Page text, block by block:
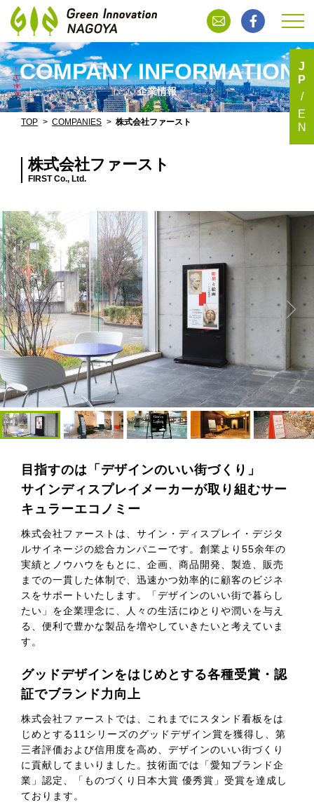
COMPANY INFORMATION
企業情報
TOP COMPANIES 株式会社ファースト
株式会社ファースト
FIRST Co., Ltd.
目指すのは「デザインのいい街づくり」
サインディスプレイメーカーが取り組むサー
キュラーエコノミー
株式会社ファーストは、サイン・ディスプレイ・デジタ
ルサイネージの総合カンパニーです。創業より55余年の
実績とノウハウをもとに、企画、商品開発、製造、販売
までの一貫した体制で、迅速かつ効率的に顧客のビジネ
スをサポートいたします。「デザインのいい街で暮らし
たい」を企業理念に、人々の生活にゆとりや潤いを与え
る、便利で豊かな製品を増やしていきたいと考えていま
す。
グッドデザインをはじめとする各種受賞・認
証でブランド力向上
株式会社ファーストでは、これまでにスタンド看板をは
じめとする11シリーズのグッドデザイン賞を獲得し、第
三者評価および信用度を高め、デザインのいい街づくり
に貢献してまいりました。技術面では「愛知ブランド企
業」認定、「ものづくり日本大賞 優秀賞」受賞を達成し
ております。
J
P
E
N